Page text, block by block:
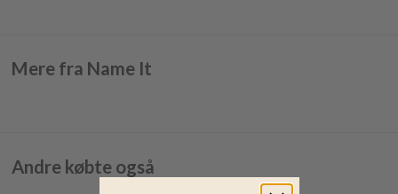
Mere fra Name It
Andre købte også